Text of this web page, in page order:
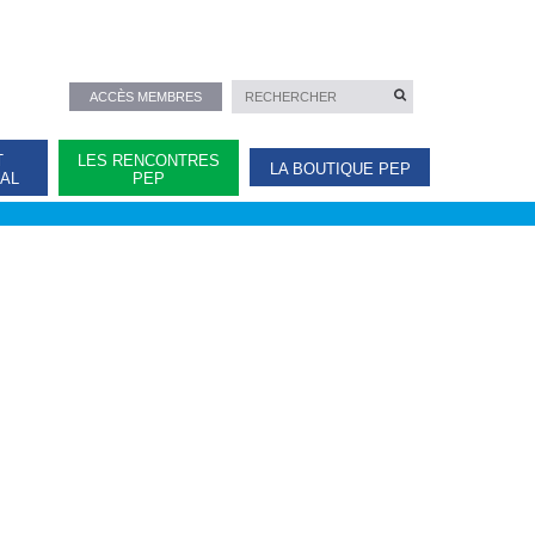
ACCÈS MEMBRES
LES RENCONTRES
PEP
LA BOUTIQUE PEP